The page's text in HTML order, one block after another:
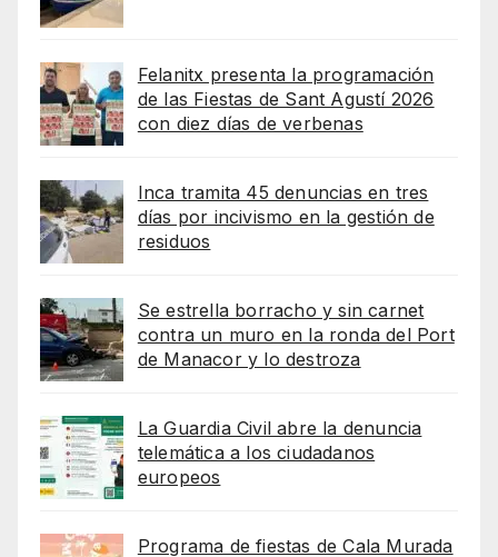
Felanitx presenta la programación
de las Fiestas de Sant Agustí 2026
con diez días de verbenas
Inca tramita 45 denuncias en tres
días por incivismo en la gestión de
residuos
Se estrella borracho y sin carnet
contra un muro en la ronda del Port
de Manacor y lo destroza
La Guardia Civil abre la denuncia
telemática a los ciudadanos
europeos
Programa de fiestas de Cala Murada